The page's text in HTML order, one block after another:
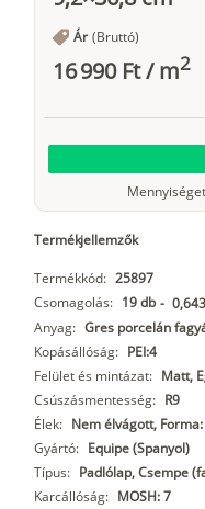
Ár (Bruttó)
16 990 Ft/m2
Termékjellemzők
Termékkód: 25897
Csomagolás: 19 db -
Anyag: Gres porcelán
Kopásállóság: PEI:4
Felület és mintázat: Matt,
Csúszásmentesség: R9
Élek: Nem élvágott,
Gyártó: Equipe (Spanyol)
Típus: Padlólap, Csempe
Karcállóság: MOSH: 7